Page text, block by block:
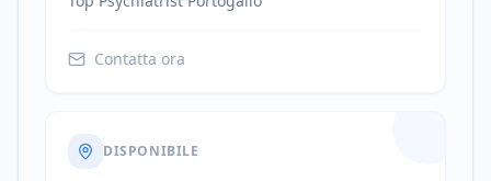
Contatta ora
DISPONIBILE